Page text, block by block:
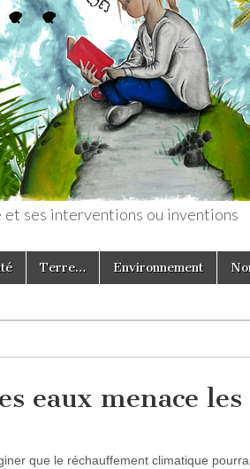
ses interventions ou inventions
Terre… Environnement
eaux menace
que le réchauffement climatique